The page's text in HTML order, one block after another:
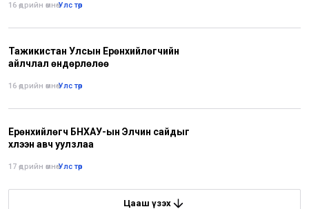
16 өдрийн өмнө•Улс төр
Тажикистан Улсын Ерөнхийлөгчийн
айлчлал өндөрлөлөө
16 өдрийн өмнө•Улс төр
Ерөнхийлөгч БНХАУ-ын Элчин сайдыг
хүлээн авч уулзлаа
17 өдрийн өмнө•Улс төр
Цааш үзэх